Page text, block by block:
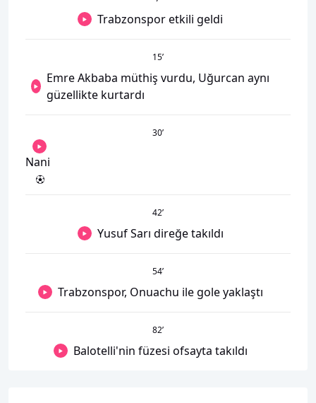
Trabzonspor etkili geldi
15’
Emre Akbaba müthiş vurdu, Uğurcan aynı
güzellikte kurtardı
30’
Nani
42’
Yusuf Sarı direğe takıldı
54’
Trabzonspor, Onuachu ile gole yaklaştı
82’
Balotelli'nin füzesi ofsayta takıldı